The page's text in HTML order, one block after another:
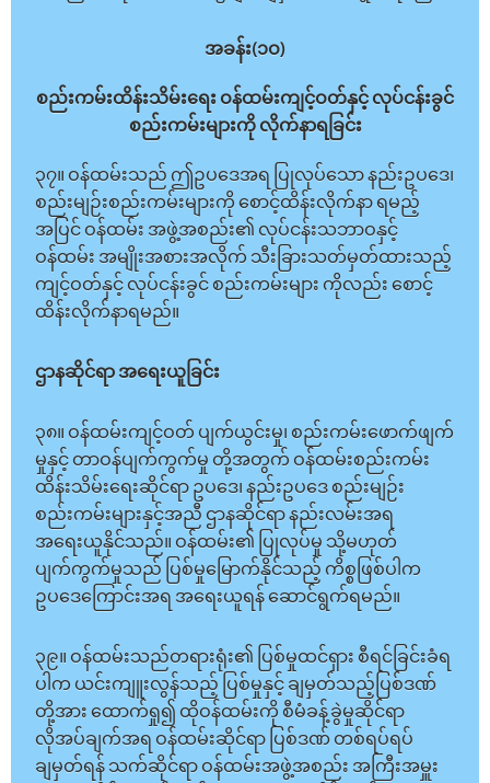
အခန်း(၁ဝ)
စည်းကမ်းထိန်းသိမ်းရေး ဝန်ထမ်းကျင့်ဝတ်နှင့် လုပ်ငန်းခွင်
စည်းကမ်းများကို လိုက်နာရခြင်း
၃၇။ ဝန်ထမ်းသည် ဤဥပဒေအရ ပြုလုပ်သော နည်းဥပဒေ၊
စည်းမျဉ်းစည်းကမ်းများကို စောင့်ထိန်းလိုက်နာ ရမည့်
အပြင် ဝန်ထမ်း အဖွဲ့အစည်း၏ လုပ်ငန်းသဘာဝနှင့်
ဝန်ထမ်း အမျိုးအစားအလိုက် သီးခြားသတ်မှတ်ထားသည့်
ကျင့်ဝတ်နှင့် လုပ်ငန်းခွင် စည်းကမ်းများ ကိုလည်း စောင့်
ထိန်းလိုက်နာရမည်။
ဌာနဆိုင်ရာ အရေးယူခြင်း
၃၈။ ဝန်ထမ်းကျင့်ဝတ် ပျက်ယွင်းမှု၊ စည်းကမ်းဖောက်ဖျက်
မှုနှင့် တာဝန်ပျက်ကွက်မှု တို့အတွက် ဝန်ထမ်းစည်းကမ်း
ထိန်းသိမ်းရေးဆိုင်ရာ ဥပဒေ၊ နည်းဥပဒေ စည်းမျဉ်း
စည်းကမ်းများနှင့်အညီ ဌာနဆိုင်ရာ နည်းလမ်းအရ
အရေးယူနိုင်သည်။ ဝန်ထမ်း၏ ပြုလုပ်မှု သို့မဟုတ်
ပျက်ကွက်မှုသည် ပြစ်မှုမြောက်နိုင်သည့် ကိစ္စဖြစ်ပါက
ဥပဒေကြောင်းအရ အရေးယူရန် ဆောင်ရွက်ရမည်။
၃၉။ ဝန်ထမ်းသည်တရားရုံး၏ ပြစ်မှုထင်ရှား စီရင်ခြင်းခံရ
ပါက ယင်းကျူးလွန်သည့် ပြစ်မှုနှင့် ချမှတ်သည့်ပြစ်ဒဏ်
တို့အား ထောက်ရှု၍ ထိုဝန်ထမ်းကို စီမံခန့်ခွဲမှုဆိုင်ရာ
လိုအပ်ချက်အရ ဝန်ထမ်းဆိုင်ရာ ပြစ်ဒဏ် တစ်ရပ်ရပ်
ချမှတ်ရန် သက်ဆိုင်ရာ ဝန်ထမ်းအဖွဲ့အစည်း အကြီးအမှူး